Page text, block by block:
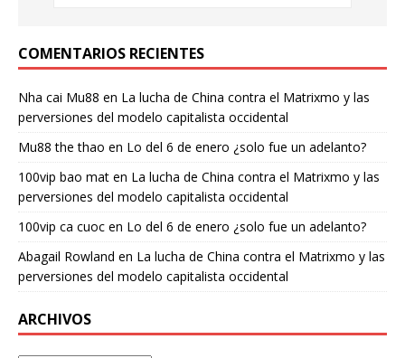
COMENTARIOS RECIENTES
Nha cai Mu88 en La lucha de China contra el Matrixmo y las
perversiones del modelo capitalista occidental
Mu88 the thao en Lo del 6 de enero ¿solo fue un adelanto?
100vip bao mat en La lucha de China contra el Matrixmo y las
perversiones del modelo capitalista occidental
100vip ca cuoc en Lo del 6 de enero ¿solo fue un adelanto?
Abagail Rowland en La lucha de China contra el Matrixmo y las
perversiones del modelo capitalista occidental
ARCHIVOS